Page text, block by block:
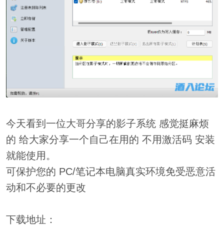
今天看到一位大哥分享的影子系统 感觉挺麻烦
的 给大家分享一个自己在用的 不用激活码 安装
就能使用。
可保护您的 PC/笔记本电脑真实环境免受恶意活
动和不必要的更改
下载地址：